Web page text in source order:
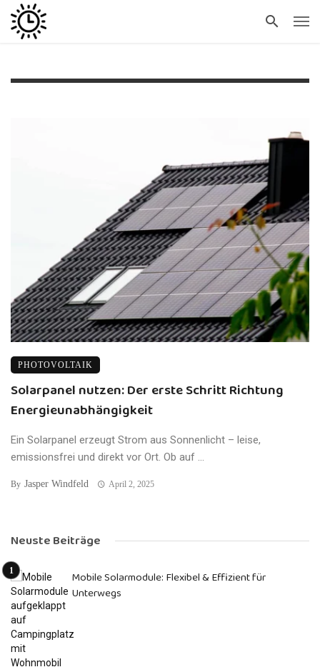
PHOTOVOLTAIK
Solarpanel nutzen: Der erste Schritt Richtung
Energieunabhängigkeit
Ein Solarpanel erzeugt Strom aus Sonnenlicht – leise,
emissionsfrei und direkt vor Ort. Ob auf ...
By Jasper Windfeld April 2, 2025
Neuste Beiträge
Mobile Solarmodule: Flexibel & Effizient für
Unterwegs